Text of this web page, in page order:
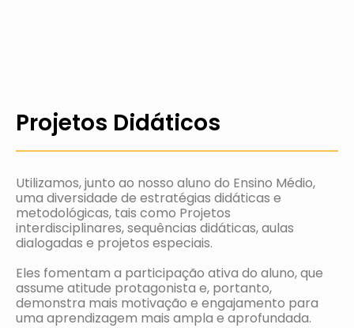
Projetos Didáticos
Utilizamos, junto ao nosso aluno do Ensino Médio,
uma diversidade de estratégias didáticas e
metodológicas, tais como Projetos
interdisciplinares, sequências didáticas, aulas
dialogadas e projetos especiais.
Eles fomentam a participação ativa do aluno, que
assume atitude protagonista e, portanto,
demonstra mais motivação e engajamento para
uma aprendizagem mais ampla e aprofundada.